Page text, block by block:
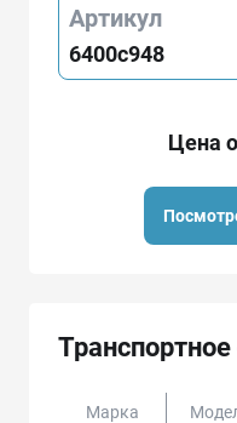
Артикул
6400c948
Цена
Марка